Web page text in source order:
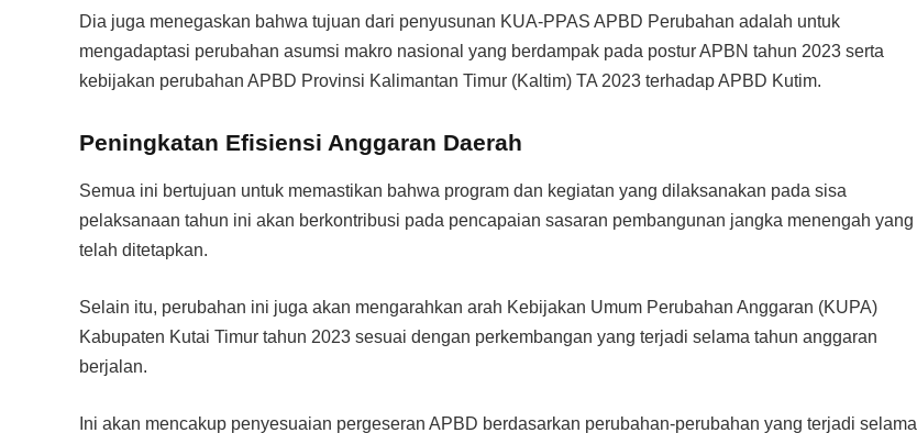
Dia juga menegaskan bahwa tujuan dari penyusunan KUA-PPAS APBD Perubahan adalah untuk
mengadaptasi perubahan asumsi makro nasional yang berdampak pada postur APBN tahun 2023 serta
kebijakan perubahan APBD Provinsi Kalimantan Timur (Kaltim) TA 2023 terhadap APBD Kutim.
Peningkatan Efisiensi Anggaran Daerah
Semua ini bertujuan untuk memastikan bahwa program dan kegiatan yang dilaksanakan pada sisa
pelaksanaan tahun ini akan berkontribusi pada pencapaian sasaran pembangunan jangka menengah yang
telah ditetapkan.
Selain itu, perubahan ini juga akan mengarahkan arah Kebijakan Umum Perubahan Anggaran (KUPA)
Kabupaten Kutai Timur tahun 2023 sesuai dengan perkembangan yang terjadi selama tahun anggaran
berjalan.
Ini akan mencakup penyesuaian pergeseran APBD berdasarkan perubahan-perubahan yang terjadi selama